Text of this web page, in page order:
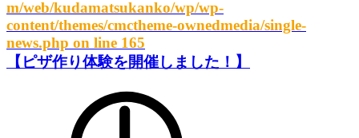
m/web/kudamatsukanko/wp/wp-
content/themes/cmctheme-ownedmedia/single-
news.php on line 165
【ピザ作り体験を開催しました！】